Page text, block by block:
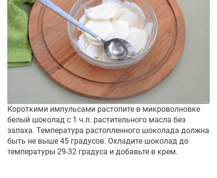
Короткими импульсами растопите в микроволновке
белый шоколад с 1 ч.л. растительного масла без
запаха. Температура растопленного шоколада должна
быть не выше 45 градусов. Охладите шоколад до
температуры 29-32 градуса и добавьте в крем.